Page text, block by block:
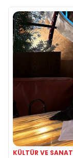
KÜLTÜR VE SANAT